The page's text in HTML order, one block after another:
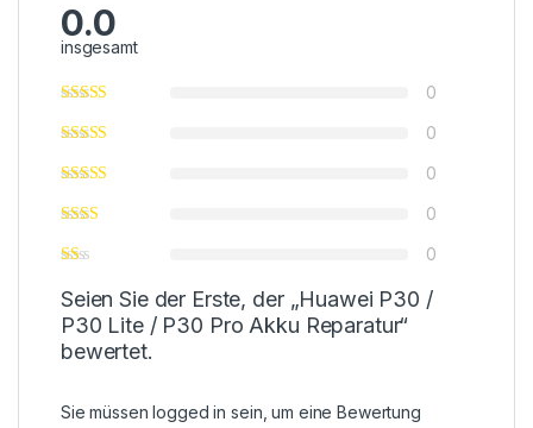
0.0
insgesamt
0
0
0
0
0
Seien Sie der Erste, der „Huawei P30 /
P30 Lite / P30 Pro Akku Reparatur“
bewertet.
Sie müssenlogged in sein, um eine Bewertung